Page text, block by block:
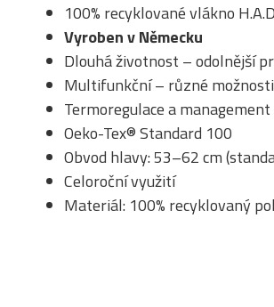
100% recyklované vlákno
Vyroben v Německu
Dlouhá životnost – odolnější
Multifunkční – různé
Termoregulace a
Oeko-Tex® Standard 100
Obvod hlavy: 53–62 cm
Celoroční využití
Materiál: 100% recyklovaný